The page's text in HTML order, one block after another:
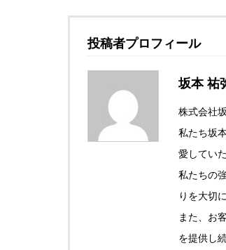
投稿者プロフィール
坂本 祐
株式会社
私たち坂
愛してい
私たちの
りを大切
また、お
を提供し